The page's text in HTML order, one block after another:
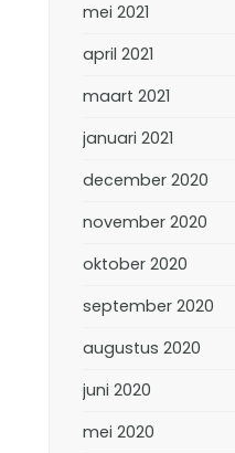
mei 2021
april 2021
maart 2021
januari 2021
december 2020
november 2020
oktober 2020
september 2020
augustus 2020
juni 2020
mei 2020